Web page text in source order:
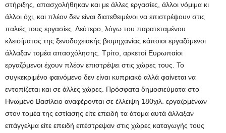
στήριξης, απασχολήθηκαν και με άλλες εργασίες, άλλοι νόμιμα κι
άλλοι όχι, και πλέον δεν είναι διατεθειμένοι να επιστρέψουν στις
παλιές τους εργασίες. Δεύτερο, λόγω του παρατεταμένου
κλεισίματος της ξενοδοχειακής βιομηχανίας κάποιοι εργαζόμενοι
άλλαξαν τομέα απασχόλησης. Τρίτο, αρκετοί Ευρωπαίοι
εργαζόμενοι έχουν πλέον επιστρέψει στις χώρες τους. Το
συγκεκριμένο φαινόμενο δεν είναι κυπριακό αλλά φαίνεται να
εντοπίζεται και σε άλλες χώρες. Πρόσφατα δημοσιεύματα στο
Ηνωμένο Βασίλειο αναφέρονται σε έλλειψη 180χιλ. εργαζομένων
στον τομέα της εστίασης είτε επειδή τα άτομα αυτά άλλαξαν
επάγγελμα είτε επειδή επέστρεψαν στις χώρες καταγωγής τους